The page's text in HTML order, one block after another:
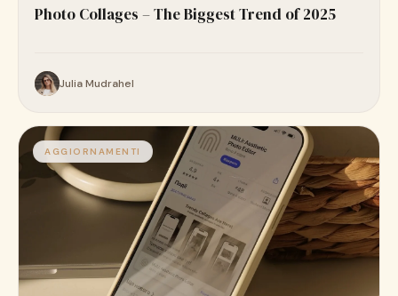
Photo Collages – The Biggest Trend of 2025
Julia Mudrahel
AGGIORNAMENTI